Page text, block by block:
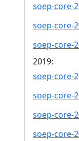
soep-core-
soep-core-
soep-core-
2019:
soep-core-
soep-core-
soep-core-
soep-core-